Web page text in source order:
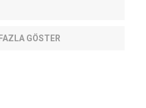
GÖSTER